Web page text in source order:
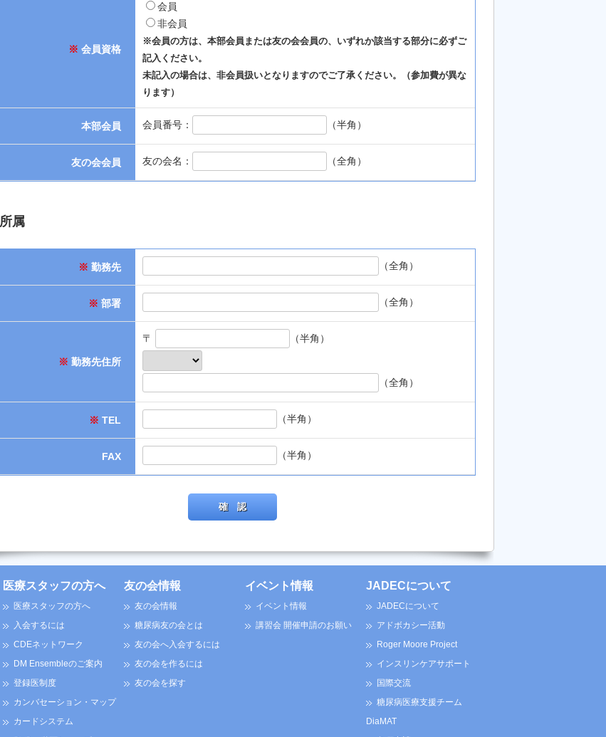
※ 会員資格
会員
非会員
※会員の方は、本部会員または友の会会員の、いずれか該当する部分に必ずご
記入ください。
未記入の場合は、非会員扱いとなりますのでご了承ください。（参加費が異な
ります）
本部会員 会員番号： （半角）
友の会会員 友の会名： （全角）
所属
※ 勤務先 （全角）
※ 部署 （全角）
※ 勤務先住所
〒 （半角）
（全角）
※ TEL （半角）
FAX （半角）
医療スタッフの方へ
医療スタッフの方へ
入会するには
CDEネットワーク
DM Ensembleのご案内
登録医制度
カンバセーション・マップ
カードシステム
友の会情報
友の会情報
糖尿病友の会とは
友の会へ入会するには
友の会を作るには
友の会を探す
イベント情報
イベント情報
講習会 開催申請のお願い
JADECについて
JADECについて
アドボカシー活動
Roger Moore Project
インスリンケアサポート
国際交流
糖尿病医療支援チーム
DiaMAT